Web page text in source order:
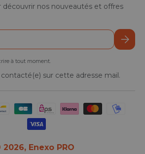
découvrir nos nouveautés et offres
à tout moment.
sur cette adresse mail.
2026, Enexo PRO